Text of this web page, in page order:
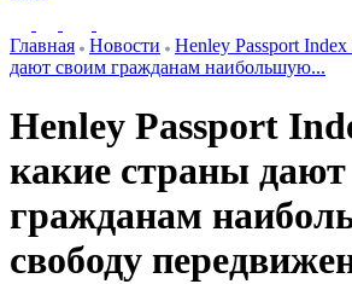
Главная Новости
Henley Passport
дают своим гражданам наибольшую...
Henley Passport
какие страны
гражданам
свободу